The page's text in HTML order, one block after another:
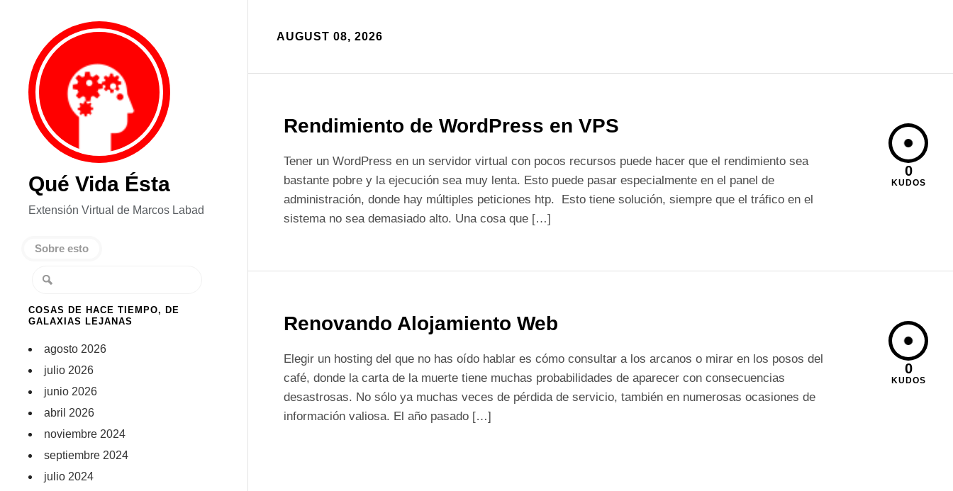
Qué Vida Ésta
Extensión Virtual de Marcos Labad
Sobre esto
COSAS DE HACE TIEMPO, DE
GALAXIAS LEJANAS
agosto 2026
julio 2026
junio 2026
abril 2026
noviembre 2024
septiembre 2024
julio 2024
AUGUST 08, 2026
Rendimiento de WordPress en VPS
Tener un WordPress en un servidor virtual con pocos recursos puede hacer que el rendimiento sea
bastante pobre y la ejecución sea muy lenta. Esto puede pasar especialmente en el panel de
administración, donde hay múltiples peticiones htp. Esto tiene solución, siempre que el tráfico en el
sistema no sea demasiado alto. Una cosa que […]
0
KUDOS
Renovando Alojamiento Web
Elegir un hosting del que no has oído hablar es cómo consultar a los arcanos o mirar en los posos del
café, donde la carta de la muerte tiene muchas probabilidades de aparecer con consecuencias
desastrosas. No sólo ya muchas veces de pérdida de servicio, también en numerosas ocasiones de
información valiosa. El año pasado […]
0
KUDOS